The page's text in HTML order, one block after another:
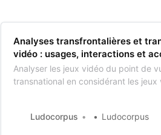
Analyses transfrontalières et
vidéo : usages, interactions et
Analyser les jeux vidéo du point de
transnational en considérant les jeux
interactions et accompagnement »
Ludocorpus Ludocorpus